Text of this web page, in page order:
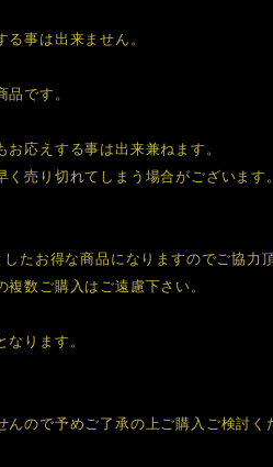
事は出来ません。
です。
応えする事は出来兼ねます。
売り切れてしまう場合がございます。
たお得な商品になりますのでご協力
数ご購入はご遠慮下さい。
ります。
ので予めご了承の上ご購入ご検討く